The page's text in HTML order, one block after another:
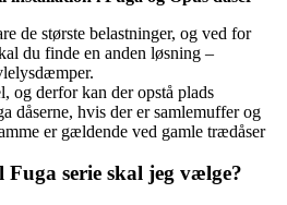
de største belastninger, og ved for
du finde en anden løsning –
og derfor kan der opstå plads
dåserne, hvis der er samlemuffer og
er gældende ved gamle trædåser
serie skal jeg vælge?